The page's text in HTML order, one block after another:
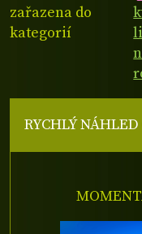
zařazena do
kategorií
RYCHLÝ